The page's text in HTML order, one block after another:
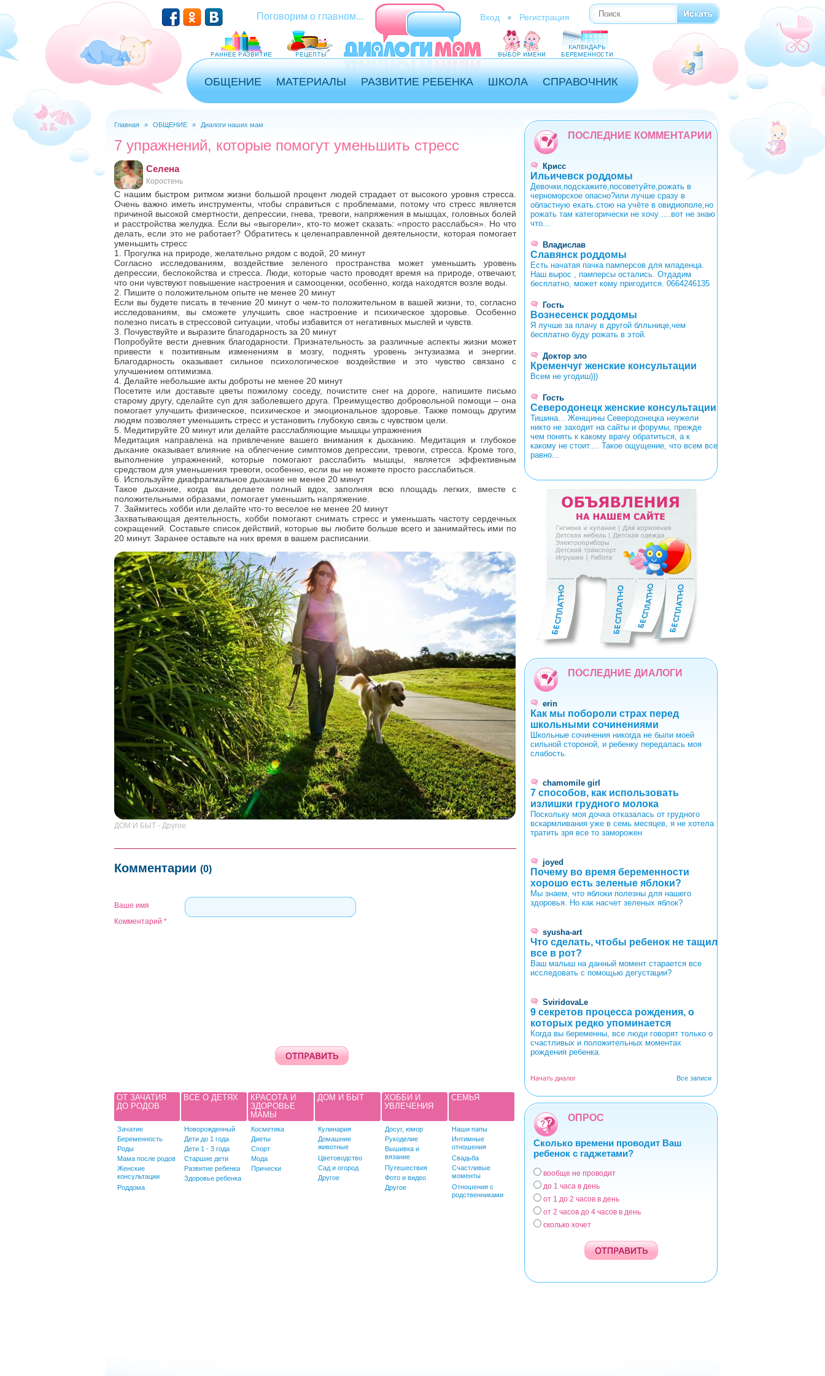
Перейти к основному содержанию
Поговорим о главном... Вход Регистрация Форма поиска
Поиск
ОБЩЕНИЕ МАТЕРИАЛЫ РАЗВИТИЕ РЕБЕНКА ШКОЛА СПРАВОЧНИК
Главная » ОБЩЕНИЕ » Диалоги наших мам
7 упражнений, которые помогут уменьшить стресс
Селена
Коростень
С нашим быстром ритмом жизни большой процент людей страдает от высокого уровня стресса.
Очень важно иметь инструменты, чтобы справиться с проблемами, потому что стресс является
причиной высокой смертности, депрессии, гнева, тревоги, напряжения в мышцах, головных болей
и расстройства желудка. Если вы «выгорели», кто-то может сказать: «просто расслабься». Но что
делать, если это не работает? Обратитесь к целенаправленной деятельности, которая помогает
уменьшить стресс
1. Прогулка на природе, желательно рядом с водой, 20 минут
Согласно исследованиям, воздействие зеленого пространства может уменьшить уровень
депрессии, беспокойства и стресса. Люди, которые часто проводят время на природе, отвечают,
что они чувствуют повышение настроения и самооценки, особенно, когда находятся возле воды.
2. Пишите о положительном опыте не менее 20 минут
Если вы будете писать в течение 20 минут о чем-то положительном в вашей жизни, то, согласно
исследованиям, вы сможете улучшить свое настроение и психическое здоровье. Особенно
полезно писать в стрессовой ситуации, чтобы избавится от негативных мыслей и чувств.
3. Почувствуйте и выразите благодарность за 20 минут
Попробуйте вести дневник благодарности. Признательность за различные аспекты жизни может
привести к позитивным изменениям в мозгу, поднять уровень энтузиазма и энергии.
Благодарность оказывает сильное психологическое воздействие и это чувство связано с
улучшением оптимизма.
4. Делайте небольшие акты доброты не менее 20 минут
Посетите или доставьте цветы пожилому соседу, почистите снег на дороге, напишите письмо
старому другу, сделайте суп для заболевшего друга. Преимущество добровольной помощи – она
помогает улучшить физическое, психическое и эмоциональное здоровье. Также помощь другим
людям позволяет уменьшить стресс и установить глубокую связь с чувством цели.
5. Медитируйте 20 минут или делайте расслабляющие мышцы упражнения
Медитация направлена на привлечение вашего внимания к дыханию. Медитация и глубокое
дыхание оказывает влияние на облегчение симптомов депрессии, тревоги, стресса. Кроме того,
выполнение упражнений, которые помогают расслабить мышцы, является эффективным
средством для уменьшения тревоги, особенно, если вы не можете просто расслабиться.
6. Используйте диафрагмальное дыхание не менее 20 минут
Такое дыхание, когда вы делаете полный вдох, заполняя всю площадь легких, вместе с
положительными образами, помогает уменьшить напряжение.
7. Займитесь хобби или делайте что-то веселое не менее 20 минут
Захватывающая деятельность, хобби помогают снимать стресс и уменьшать частоту сердечных
сокращений. Составьте список действий, которые вы любите больше всего и занимайтесь ими по
20 минут. Заранее оставьте на них время в вашем расписании.
ДОМ И БЫТ - Другое
Комментарии (0)
Ваше имя
Комментарий *
ОТ ЗАЧАТИЯ
ДО РОДОВ
Зачатие
Беременность
Роды
Мама после родов
Женские
консультации
Роддома
ВСЕ О ДЕТЯХ
Новорожденный
Дети до 1 года
Дети 1 - 3 года
Старшие дети
Развитие ребенка
Здоровье ребенка
КРАСОТА И
ЗДОРОВЬЕ
МАМЫ
Косметика
Диеты
Спорт
Мода
Прически
ДОМ И БЫТ
Кулинария
Домашние
животные
Цветоводство
Сад и огород
Другое
ХОББИ И
УВЛЕЧЕНИЯ
Досуг, юмор
Рукоделие
Вышивка и
вязание
Путешествия
Фото и видео
Другое
СЕМЬЯ
Наши папы
Интимные
отношения
Свадьба
Счастливые
моменты
Отношения с
родственниками
ПОСЛЕДНИЕ КОММЕНТАРИИ
Крисс
Ильичевск роддомы
Девочки,подскажите,посоветуйте,рожать в
черноморское опасно?или лучше сразу в
областную ехать.стою на учёте в овидиополе,но
рожать там категорически не хочу ....вот не знаю
что...
Владислав
Славянск роддомы
Есть начатая пачка памперсов для младенца.
Наш вырос , памперсы остались. Отдадим
бесплатно, может кому пригодится. 0664246135
Гость
Вознесенск роддомы
Я лучше за плачу в другой блльнице,чем
бесплатно буду рожать в этой.
Доктор зло
Кременчуг женские консультации
Всем не угодиш)))
Гость
Северодонецк женские консультации
Тишина... Женщины Северодонецка неужели
никто не заходит на сайты и форумы, прежде
чем понять к какому врачу обратиться, а к
какому не стоит.... Такое ощущение, что всем все
равно...
0123456789
ПОСЛЕДНИЕ ДИАЛОГИ
erin
Как мы побороли страх перед
школьными сочинениями
Школьные сочинения никогда не были моей
сильной стороной, и ребенку передалась моя
слабость.
chamomile girl
7 способов, как использовать
излишки грудного молока
Поскольку моя дочка отказалась от грудного
вскармливания уже в семь месяцев, я не хотела
тратить зря все то заморожен
joyed
Почему во время беременности
хорошо есть зеленые яблоки?
Мы знаем, что яблоки полезны для нашего
здоровья. Но как насчет зеленых яблок?
syusha-art
Что сделать, чтобы ребенок не тащил
все в рот?
Ваш малыш на данный момент старается все
исследовать с помощью дегустации?
SviridovaLe
9 секретов процесса рождения, о
которых редко упоминается
Когда вы беременны, все люди говорят только о
счастливых и положительных моментах
рождения ребенка.
Все записи
Начать диалог
ОПРОС
Сколько времени проводит Ваш
ребенок с гаджетами?
Варианты
вообще не проводит
до 1 часа в день
от 1 до 2 часов в день
от 2 часов до 4 часов в день
сколько хочет